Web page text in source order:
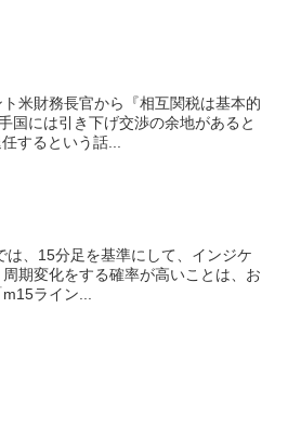
米財務長官から『相互関税は基本的
国には引き下げ交渉の余地があると
するという話...
、15分足を基準にして、インジケ
期変化をする確率が高いことは、お
ライン...